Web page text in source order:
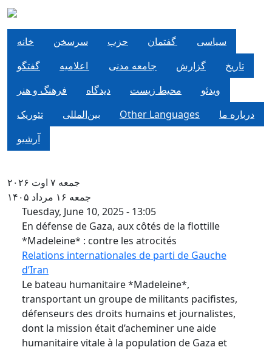
Skip to main content
خانه سرسخن حزب
سياسی
گفتگو
جامعه مدنی گزارش
تاریخ
فرهنگ و هنر
دیدگاه محیط زیست
ویدئو
تئوریک
بین‌المللی Other Languages
درباره ما
آرشیو
جمعه ۷ اوت ۲۰۲۶
جمعه ۱۶ مرداد ۱۴۰۵
En défense de Gaza, aux
Tuesday, June 10, 2025 - 13:05
En défense de Gaza, aux côtés de la flottille
*Madeleine* : contre les atrocités
Relations internationales de parti de Gauche
d’Iran
Le bateau humanitaire *Madeleine*,
transportant un groupe de militants pacifistes,
défenseurs des droits humains et journalistes,
dont la mission était d’acheminer une aide
humanitaire vitale à la population de Gaza et